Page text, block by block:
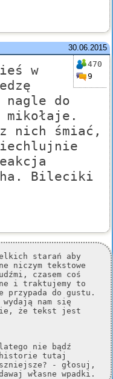
30.06.2015
470
9
w
do
mikołaje.
nich śmiać,
ha. Bileciki
starań aby
niczym tekstowe
czasem coś
i traktujemy to
przypada do gustu.
nam się
że tekst jest
nie bądź
historie tutaj
- głosuj,
własne wpadki.